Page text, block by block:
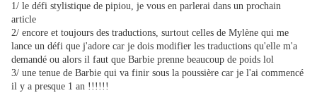
1/ le défi stylistique de pipiou, je vous en parlerai dans un prochain
article
2/ encore et toujours des traductions, surtout celles de Mylène qui me
lance un défi que j'adore car je dois modifier les traductions qu'elle m'a
demandé ou alors il faut que Barbie prenne beaucoup de poids lol
3/ une tenue de Barbie qui va finir sous la poussière car je l'ai commencé
il y a presque 1 an !!!!!!